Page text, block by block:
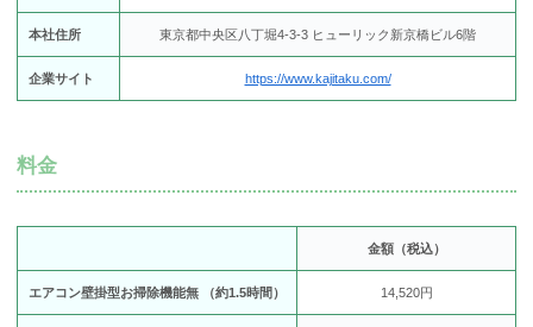
本社住所 東京都中央区八丁堀4-3-3 ヒューリック新京橋ビル6階
企業サイト https://www.kajitaku.com/
料金
金額（税込）
エアコン壁掛型お掃除機能無 （約1.5時間） 14,520円